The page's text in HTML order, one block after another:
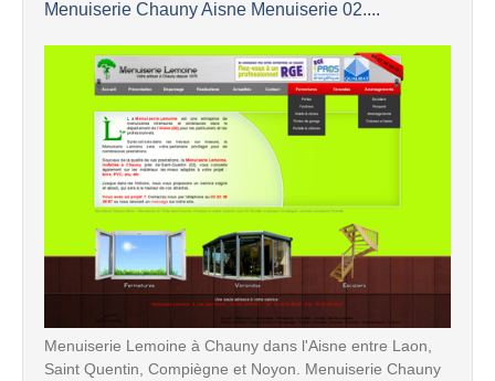
Menuiserie Chauny Aisne Menuiserie 02....
Menuiserie Lemoine à Chauny dans l'Aisne entre Laon,
Saint Quentin, Compiègne et Noyon. Menuiserie Chauny